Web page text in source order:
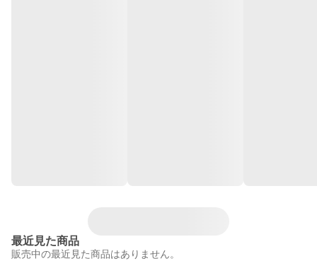
最近見た商品
販売中の最近見た商品はありません。